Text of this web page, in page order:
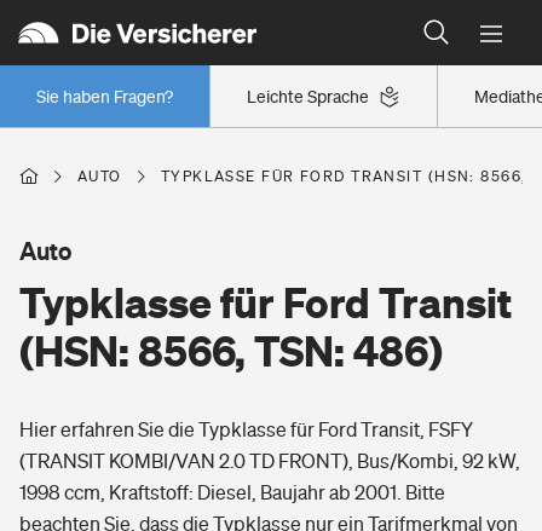
Leichte Sprache
Sie haben Fragen?
Wer versichert was: Jetzt Versicherer finden
Regionalklassen: So ist Ihre Region eingestuft
Wer versichert was: Jetzt Versicherer finden
Berufsunfähigkeitsversicherung
Erwerbsunfähigkeitsversicherung
Grundfähigkeitsversicherung
Arbeitsrechtsschutz
Wohnen
Freizeit
Pri­vate Haft­pflicht­
AUTO TYPKLASSE FÜR FORD TRANSIT (HSN: 8566,
Typklasse für Ford Transit
(HSN: 8566, TSN: 486)
Auto
Hier erfahren Sie die Typklasse für Ford Transit, FSFY
(TRANSIT KOMBI/VAN 2.0 TD FRONT), Bus/Kombi, 92 kW,
1998 ccm, Kraftstoff: Diesel, Baujahr ab 2001. Bitte
beachten Sie, dass die Typklasse nur ein Tarifmerkmal von